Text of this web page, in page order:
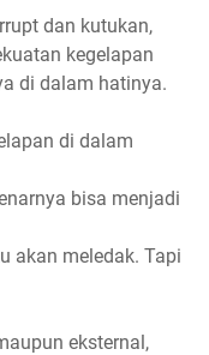
dan kutukan,
kegelapan
di dalam hatinya.
di dalam
bisa menjadi
akan meledak. Tapi
eksternal,